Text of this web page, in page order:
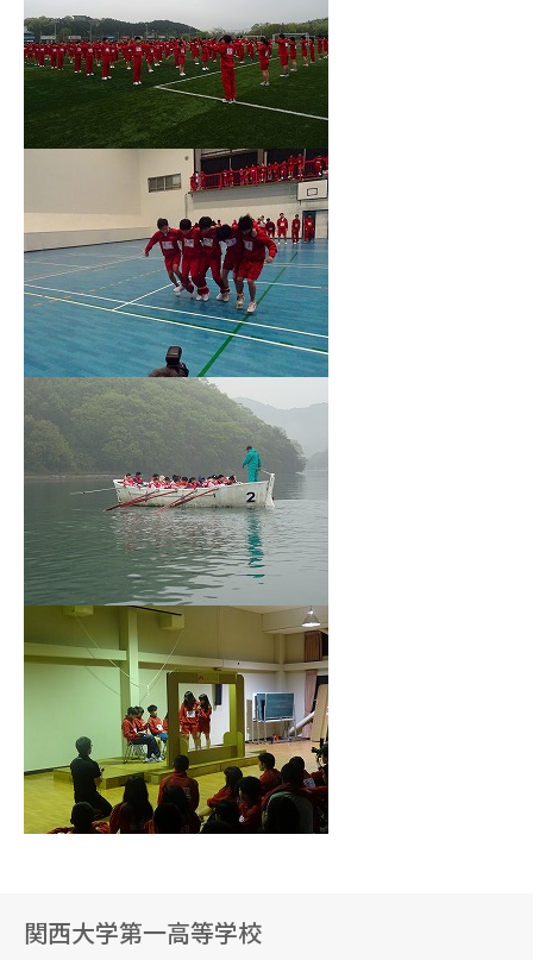
関西大学第一高等学校